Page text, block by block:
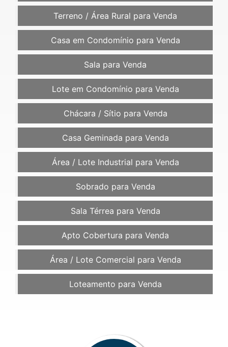
Terreno / Área Rural para Venda
Casa em Condomínio para Venda
Sala para Venda
Lote em Condomínio para Venda
Chácara / Sítio para Venda
Casa Geminada para Venda
Área / Lote Industrial para Venda
Sobrado para Venda
Sala Térrea para Venda
Apto Cobertura para Venda
Área / Lote Comercial para Venda
Loteamento para Venda